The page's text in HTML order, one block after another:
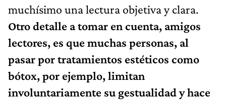
muchísimo una lectura objetiva y clara.
Otro detalle a tomar en cuenta, amigos
lectores, es que muchas personas, al
pasar por tratamientos estéticos como
bótox, por ejemplo, limitan
involuntariamente su gestualidad y hace